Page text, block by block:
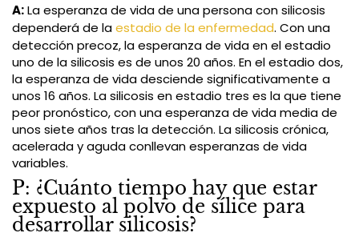
A:La esperanza de vida de una persona con silicosis
dependerá de laestadio de la enfermedad. Con una
detección precoz, la esperanza de vida en el estadio
uno de la silicosis es de unos 20 años. En el estadio dos,
la esperanza de vida desciende significativamente a
unos 16 años. La silicosis en estadio tres es la que tiene
peor pronóstico, con una esperanza de vida media de
unos siete años tras la detección. La silicosis crónica,
acelerada y aguda conllevan esperanzas de vida
variables.
P: ¿Cuánto tiempo hay que estar
expuesto al polvo de sílice para
desarrollar silicosis?